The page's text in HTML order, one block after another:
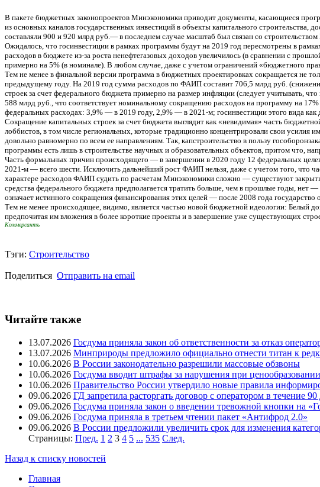
В пакете бюджетных законопроектов Минэкономики приводит документы, касающиеся
из основных каналов государственных инвестиций в объекты капитального
составляли 900 и 920 млрд руб.— в последнем случае масштаб был связан со
Ожидалось, что госинвестиции в рамках программы будут на 2019 год пересмотрены в
расходов в бюджете из-за роста ненефтегазовых доходов увеличилось (в сравнении с
примерно на 5% (в номинале). В любом случае, даже с учетом ограничений «бюджетного
Тем не менее в финальной версии программа в бюджетных проектировках сокращается не
предыдущему году. На 2019 год сумма расходов по ФАИП составит 706,5 млрд руб.
строек за счет федерального бюджета примерно на размер инфляции (следует
588 млрд руб., что соответствует номинальному сокращению расходов на программу на
федеральных расходах: 3,9% — в 2019 году, 2,9% — в 2021-м; госинвестиции этого вида
Сокращение капитальных строек за счет бюджета выглядит как «невидимая» часть
лоббистов, в том числе региональных, которые традиционно концентрировали свои
довольно равномерно по всем ее направлениям. Так, капстроительство в пользу
программы есть лишь в строительстве научных и образовательных объектов, притом что,
Часть формальных причин происходящего — в завершении в 2020 году 12 федеральных
2021-м — всего шести. Исключить дальнейший рост ФАИП нельзя, даже с учетом того, что
характере расходов ФАИП судить по расчетам Минэкономики сложно — существуют
средства федерального бюджета предполагается тратить больше, чем в прошлые годы, нет
означает истинного сокращения финансирования этих целей — после 2008 года
Тем не менее происходящее, видимо, является частью новой бюджетной идеологии: Белый
предпочитая им вложения в более короткие проекты и в завершение уже существующих
Коммерсантъ
Тэги: Строительство
Поделиться Отправить на email
Читайте также
13.07.2026 Госдума приняла закон об ответственности за отказ
13.07.2026 Минприроды предложило официально отнести титан к
10.06.2026 В России законодательно разрешили массовые обзвоны
10.06.2026 Госдума вводит штрафы за нарушения при ценообразовании
10.06.2026 Правительство России утвердило новые правила
09.06.2026 ГД запретила расторгать договор с оператором в течение
09.06.2026 Госдума приняла закон о введении тревожной кнопки на
09.06.2026 Госдума приняла в третьем чтении пакет «Антифрод 2.0»
09.06.2026 В России предложили увеличить срок для изменения
Страницы: Пред. 1 2 3 4 5 ... 535 След.
Назад к списку новостей
Главная